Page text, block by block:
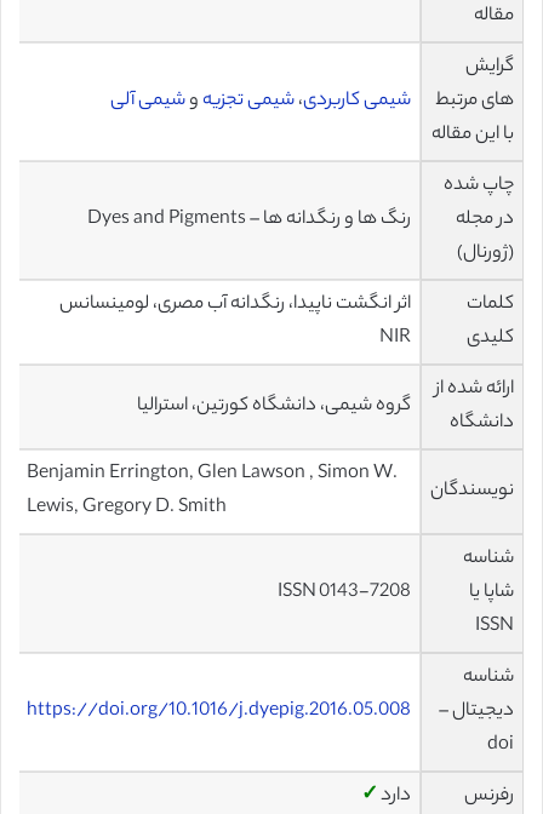
مقاله
گرایش
های مرتبط
با این مقاله
شیمی کاربردی،شیمی تجزیه وشیمی آلی
چاپ شده
در مجله
(ژورنال)
رنگ ها و رنگدانه ها – Dyes and Pigments
کلمات
کلیدی
اثر انگشت ناپیدا، رنگدانه آب مصری، لومینسانس
NIR
ارائه شده از
دانشگاه
گروه شیمی، دانشگاه کورتین، استرالیا
نویسندگان
Benjamin Errington, Glen Lawson , Simon W.
Lewis, Gregory D. Smith
شناسه
شاپا یا
ISSN
ISSN 0143-7208
شناسه
دیجیتال –
doi
https://doi.org/10.1016/j.dyepig.2016.05.008
رفرنس دارد✓